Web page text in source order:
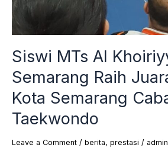
Siswi MTs Al
Semarang Raih
Kota Semarang
Taekwondo
Leave a Comment / berita, prestasi / admin